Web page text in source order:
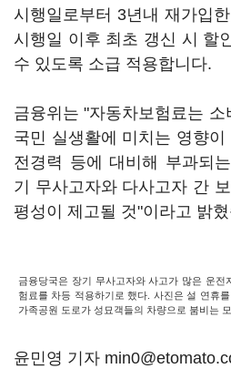
시행일로부터 3년내 재가입
시행일 이후 최초 갱신 시 할
수 있도록 소급 적용합니다.
금융위는 "자동차보험료는 소
국민 실생활에 미치는 영향
전경력 등에 대비해 부과되
기 무사고자와 다사고자 간
평성이 제고될 것"이라고 밝
금융당국은 장기 무사고자와 사고가 많은 운전
험료를 차등 적용하기로 했다. 사진은 설 연휴
가족공원 도로가 성묘객들의 차량으로 붐비는
윤민영 기자